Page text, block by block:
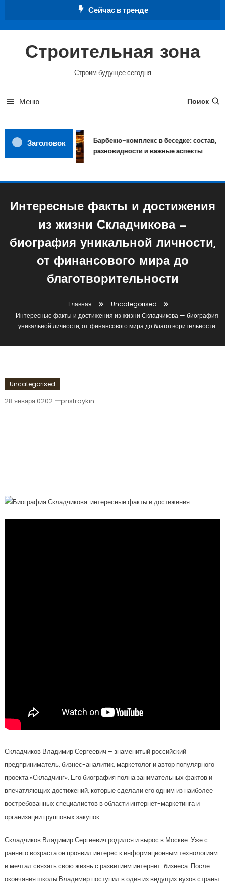
Сейчас в тренде
Строительная зона
Строим будущее сегодня
Меню Поиск
Заголовок
Барбекю-комплекс в беседке: состав,
разновидности и важные аспекты
Интересные факты и достижения
из жизни Складчикова —
биография уникальной личности,
от финансового мира до
благотворительности
Главная
Uncategorised
Интересные факты и достижения из жизни Складчикова — биография
уникальной личности, от финансового мира до благотворительности
Uncategorised
28 января 0202 pristroykin_
Складчиков Владимир Сергеевич – знаменитый российский
предприниматель, бизнес-аналитик, маркетолог и автор популярного
проекта «Складчинг». Его биография полна занимательных фактов и
впечатляющих достижений, которые сделали его одним из наиболее
востребованных специалистов в области интернет-маркетинга и
организации групповых закупок.
Складчиков Владимир Сергеевич родился и вырос в Москве. Уже с
раннего возраста он проявил интерес к информационным технологиям
и мечтал связать свою жизнь с развитием интернет-бизнеса. После
окончания школы Владимир поступил в один из ведущих вузов страны